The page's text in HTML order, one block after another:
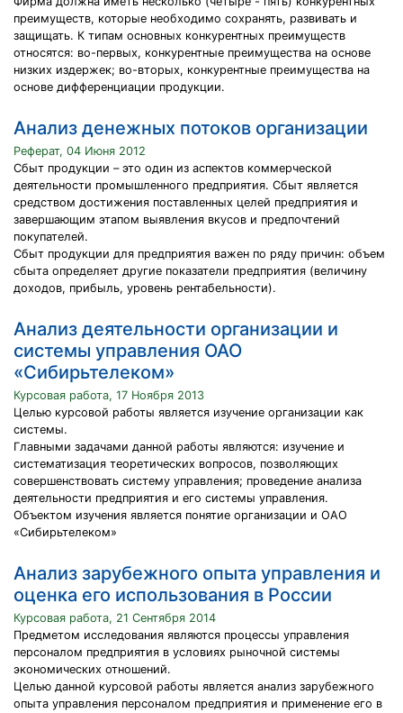
преимуществ, которые необходимо сохранять, развивать и
защищать. К типам основных конкурентных преимуществ
относятся: во-первых, конкурентные преимущества на основе
низких издержек; во-вторых, конкурентные преимущества на
основе дифференциации продукции.
Анализ денежных потоков организации
Реферат, 04 Июня 2012
Сбыт продукции – это один из аспектов коммерческой
деятельности промышленного предприятия. Сбыт является
средством достижения поставленных целей предприятия и
завершающим этапом выявления вкусов и предпочтений
покупателей.
Сбыт продукции для предприятия важен по ряду причин: объем
сбыта определяет другие показатели предприятия (величину
доходов, прибыль, уровень рентабельности).
Анализ деятельности организации и
системы управления ОАО
«Сибирьтелеком»
Курсовая работа, 17 Ноября 2013
Целью курсовой работы является изучение организации как
системы.
Главными задачами данной работы являются: изучение и
систематизация теоретических вопросов, позволяющих
совершенствовать систему управления; проведение анализа
деятельности предприятия и его системы управления.
Объектом изучения является понятие организации и ОАО
«Сибирьтелеком»
Анализ зарубежного опыта управления и
оценка его использования в России
Курсовая работа, 21 Сентября 2014
Предметом исследования являются процессы управления
персоналом предприятия в условиях рыночной системы
экономических отношений.
Целью данной курсовой работы является анализ зарубежного
опыта управления персоналом предприятия и применение его в